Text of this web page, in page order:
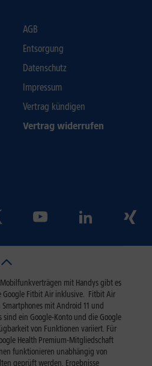
AGB
Entsorgung
Datenschutz
Impressum
Vertrag kündigen
Vertrag widerrufen